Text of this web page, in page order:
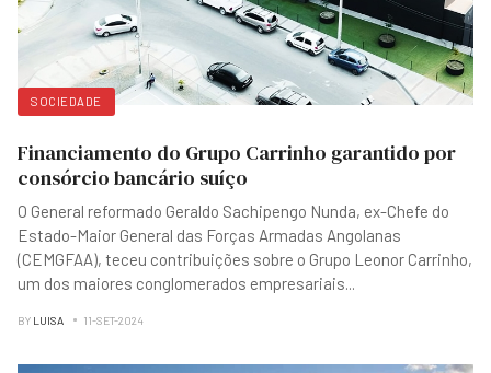
SOCIEDADE
Financiamento do Grupo Carrinho garantido por
consórcio bancário suíço
O General reformado Geraldo Sachipengo Nunda, ex-Chefe do
Estado-Maior General das Forças Armadas Angolanas
(CEMGFAA), teceu contribuições sobre o Grupo Leonor Carrinho,
um dos maiores conglomerados empresariais
BY LUISA 11-SET-2024